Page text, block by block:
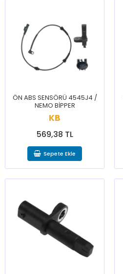
ÖN ABS SENSÖRÜ 4545J4 /
NEMO BİPPER
KB
569,38 TL
Sepete Ekle